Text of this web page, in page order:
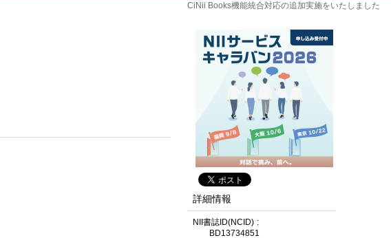
CiNii Books機能統合対応の追加実施をいたしました
詳細情報
NII書誌ID(NCID)
BD13734851